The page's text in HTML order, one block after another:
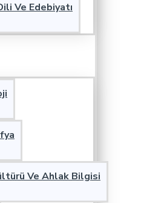
Ve Edebiyatı
Ve Ahlak Bilgisi